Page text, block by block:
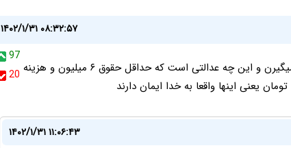
۱۴۰۲/۱/۳۱ ۰۸:۳۲:۵۷
97
20 واقعا متاسفم برای کسانی که این تصمیمات رو میگیرن و این چه عدالتی است که حداقل حقوق ۶ میلیون و هزینه
۱۴۰۲/۱/۳۱ ۱۱:۰۶:۴۳